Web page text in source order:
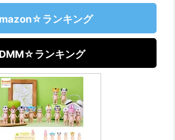
ランキング
DMM☆ランキング